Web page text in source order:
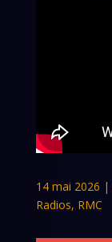
14 mai 2026 |
Radios, RMC